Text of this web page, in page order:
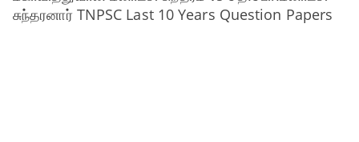
சுந்தரனார் TNPSC Last 10 Years Question Papers